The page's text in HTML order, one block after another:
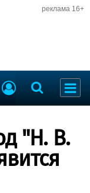
реклама 16+
"Н. В.